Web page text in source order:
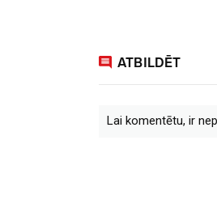
ATBILDĒT
Lai komentētu, ir